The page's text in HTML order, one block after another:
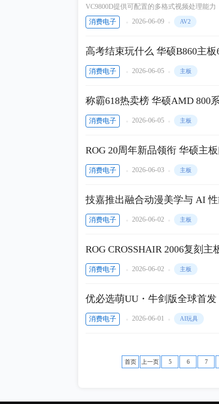
VC9800D提供可配置的多格式视频处理能
消费电子 2026-06-09 AV2
高考结束玩什么 华硕B860主
消费电子 2026-06-05 主板
称霸618热卖榜 华硕AMD 800
消费电子 2026-06-05 主板
ROG 20周年新品领衔 华硕主
消费电子 2026-06-03 主板
技嘉推出融合动漫美学与 AI
消费电子 2026-06-02 主板
ROG CROSSHAIR 2006复刻
消费电子 2026-06-02 主板
优必选萌UU・牛剑版全球首
消费电子 2026-06-01 AI玩具
首页 上一页 5 6 7